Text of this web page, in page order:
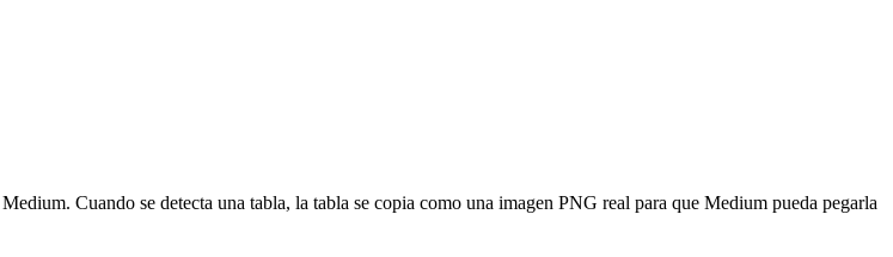
Cuando se detecta una tabla, la tabla se copia como una imagen PNG real para que Medium pueda pegarla